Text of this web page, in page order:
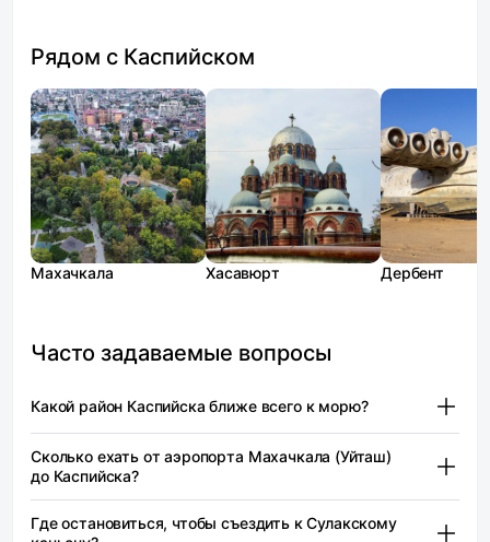
Рядом с Каспийском
Махачкала Хасавюрт Дербент
Часто задаваемые вопросы
Какой район Каспийска ближе всего к морю?
(северо‑востоке) города, у берега Каспийского моря.
От него до пляжа и аквапарка можно дойти за 5–10
Акулиничева, а также улицы Молодёжная, Каспийская
Сколько ехать от аэропорта Махачкала (Уйташ)
до Каспийска?
в Карабудахкентском районе (в 4 км к югу
Где остановиться, чтобы съездить к Сулакскому